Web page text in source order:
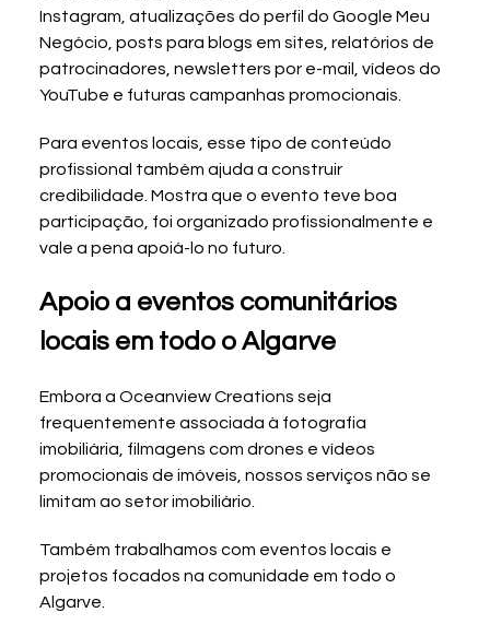
Instagram, atualizações do perfil do Google Meu
Negócio, posts para blogs em sites, relatórios de
patrocinadores, newsletters por e-mail, vídeos do
YouTube e futuras campanhas promocionais.
Para eventos locais, esse tipo de conteúdo
profissional também ajuda a construir
credibilidade. Mostra que o evento teve boa
participação, foi organizado profissionalmente e
vale a pena apoiá-lo no futuro.
Apoio a eventos comunitários
locais em todo o Algarve
Embora a Oceanview Creations seja
frequentemente associada à fotografia
imobiliária, filmagens com drones e vídeos
promocionais de imóveis, nossos serviços não se
limitam ao setor imobiliário.
Também trabalhamos com eventos locais e
projetos focados na comunidade em todo o
Algarve.